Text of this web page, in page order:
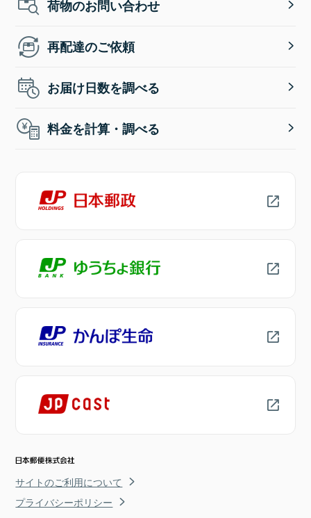
荷物のお問い合わせ
再配達のご依頼
お届け日数を調べる
料金を計算・調べる
サイトのご利用について
プライバシーポリシー